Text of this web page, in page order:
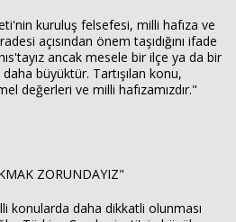
kuruluş felsefesi, milli hafıza ve
açısından önem taşıdığını ifade
ancak mesele bir ilçe ya da bir
büyüktür. Tartışılan konu,
değerleri ve milli hafızamızdır."
ZORUNDAYIZ"
konularda daha dikkatli olunması
Haberin Doğru Adresi.